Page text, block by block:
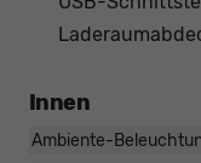
Innen
Ambiente-